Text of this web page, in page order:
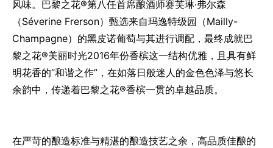
风味。巴黎之花®第八任首席酿酒师赛芙琳·弗尔森
（Séverine Frerson）甄选来自玛逸特级园（Mailly-
Champagne）的黑皮诺葡萄与其进行调配，最终成就巴
黎之花®美丽时光2016年份香槟这一结构优雅，且具有鲜
明花香的“和谐之作”，在如落日般迷人的金色色泽与悠长
余韵中，传递着巴黎之花®香槟一贯的卓越品质。
在严苛的酿造标准与精湛的酿造技艺之余，高品质佳酿的